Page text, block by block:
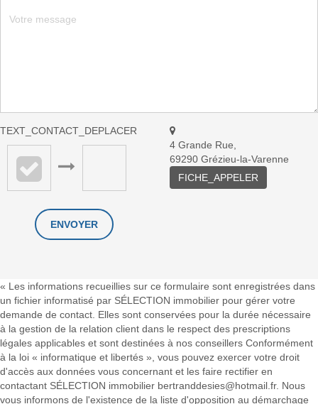
TEXT_CONTACT_DEPLACER
4 Grande Rue,
69290 Grézieu-la-Varenne
FICHE_APPELER
« Les informations recueillies sur ce formulaire sont enregistrées dans
un fichier informatisé par SÉLECTION immobilier pour gérer votre
demande de contact. Elles sont conservées pour la durée nécessaire
à la gestion de la relation client dans le respect des prescriptions
légales applicables et sont destinées à nos conseillers Conformément
à la loi « informatique et libertés », vous pouvez exercer votre droit
d'accès aux données vous concernant et les faire rectifier en
contactant SÉLECTION immobilier bertranddesies@hotmail.fr. Nous
vous informons de l'existence de la liste d'opposition au démarchage